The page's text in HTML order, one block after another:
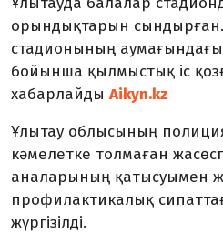
орындықтарын
стадионының аумағындағы
бойынша қылмыстық іс
хабарлайды Aikyn.kz
Ұлытау облысының
кәмелетке толмаған
аналарының қатысуымен
профилактикалық
жүргізілді.